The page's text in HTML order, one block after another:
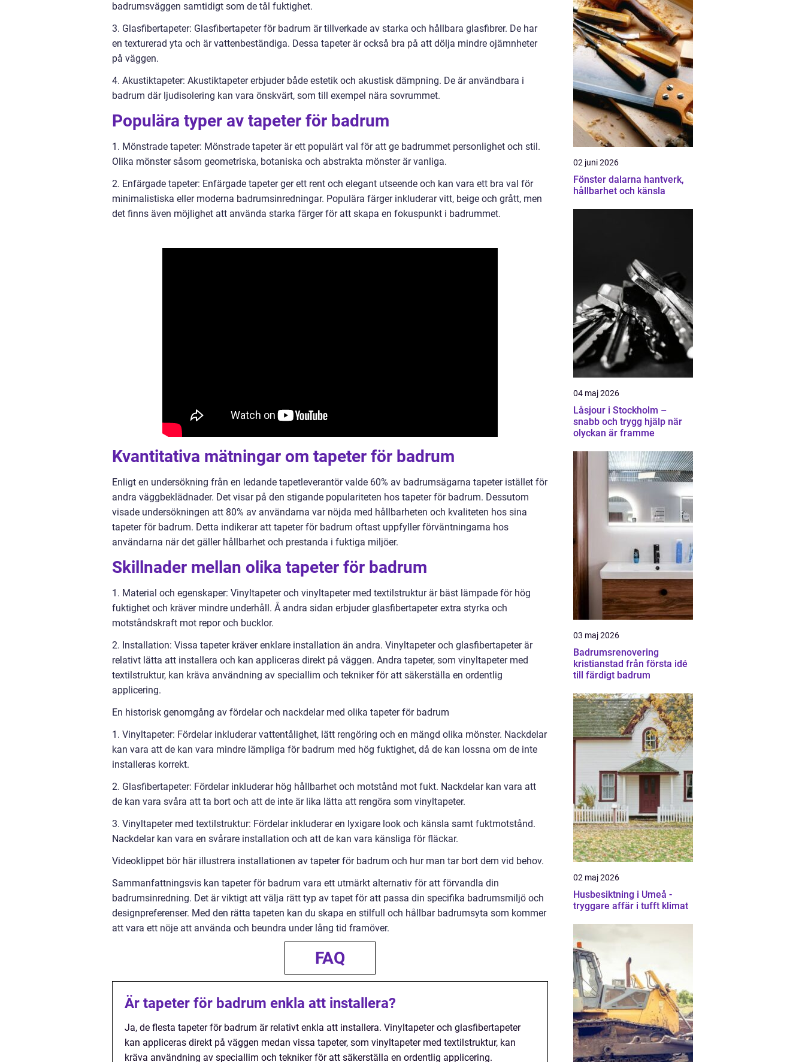
badrumsväggen samtidigt som de tål fuktighet.
3. Glasfibertapeter: Glasfibertapeter för badrum är tillverkade av starka och hållbara glasfibrer. De har
en texturerad yta och är vattenbeständiga. Dessa tapeter är också bra på att dölja mindre ojämnheter
på väggen.
4. Akustiktapeter: Akustiktapeter erbjuder både estetik och akustisk dämpning. De är användbara i
badrum där ljudisolering kan vara önskvärt, som till exempel nära sovrummet.
Populära typer av tapeter för badrum
1. Mönstrade tapeter: Mönstrade tapeter är ett populärt val för att ge badrummet personlighet och stil.
Olika mönster såsom geometriska, botaniska och abstrakta mönster är vanliga.
2. Enfärgade tapeter: Enfärgade tapeter ger ett rent och elegant utseende och kan vara ett bra val för
minimalistiska eller moderna badrumsinredningar. Populära färger inkluderar vitt, beige och grått, men
det finns även möjlighet att använda starka färger för att skapa en fokuspunkt i badrummet.
Kvantitativa mätningar om tapeter för badrum
Enligt en undersökning från en ledande tapetleverantör valde 60% av badrumsägarna tapeter istället för
andra väggbeklädnader. Det visar på den stigande populariteten hos tapeter för badrum. Dessutom
visade undersökningen att 80% av användarna var nöjda med hållbarheten och kvaliteten hos sina
tapeter för badrum. Detta indikerar att tapeter för badrum oftast uppfyller förväntningarna hos
användarna när det gäller hållbarhet och prestanda i fuktiga miljöer.
Skillnader mellan olika tapeter för badrum
1. Material och egenskaper: Vinyltapeter och vinyltapeter med textilstruktur är bäst lämpade för hög
fuktighet och kräver mindre underhåll. Å andra sidan erbjuder glasfibertapeter extra styrka och
motståndskraft mot repor och bucklor.
2. Installation: Vissa tapeter kräver enklare installation än andra. Vinyltapeter och glasfibertapeter är
relativt lätta att installera och kan appliceras direkt på väggen. Andra tapeter, som vinyltapeter med
textilstruktur, kan kräva användning av speciallim och tekniker för att säkerställa en ordentlig
applicering.
En historisk genomgång av fördelar och nackdelar med olika tapeter för badrum
1. Vinyltapeter: Fördelar inkluderar vattentålighet, lätt rengöring och en mängd olika mönster. Nackdelar
kan vara att de kan vara mindre lämpliga för badrum med hög fuktighet, då de kan lossna om de inte
installeras korrekt.
2. Glasfibertapeter: Fördelar inkluderar hög hållbarhet och motstånd mot fukt. Nackdelar kan vara att
de kan vara svåra att ta bort och att de inte är lika lätta att rengöra som vinyltapeter.
3. Vinyltapeter med textilstruktur: Fördelar inkluderar en lyxigare look och känsla samt fuktmotstånd.
Nackdelar kan vara en svårare installation och att de kan vara känsliga för fläckar.
Videoklippet bör här illustrera installationen av tapeter för badrum och hur man tar bort dem vid behov.
Sammanfattningsvis kan tapeter för badrum vara ett utmärkt alternativ för att förvandla din
badrumsinredning. Det är viktigt att välja rätt typ av tapet för att passa din specifika badrumsmiljö och
designpreferenser. Med den rätta tapeten kan du skapa en stilfull och hållbar badrumsyta som kommer
att vara ett nöje att använda och beundra under lång tid framöver.
FAQ
Är tapeter för badrum enkla att installera?
Ja, de flesta tapeter för badrum är relativt enkla att installera. Vinyltapeter och glasfibertapeter
kan appliceras direkt på väggen medan vissa tapeter, som vinyltapeter med textilstruktur, kan
kräva användning av speciallim och tekniker för att säkerställa en ordentlig applicering.
02 juni 2026
Fönster dalarna hantverk,
hållbarhet och känsla
04 maj 2026
Låsjour i Stockholm –
snabb och trygg hjälp när
olyckan är framme
03 maj 2026
Badrumsrenovering
kristianstad från första idé
till färdigt badrum
02 maj 2026
Husbesiktning i Umeå -
tryggare affär i tufft klimat